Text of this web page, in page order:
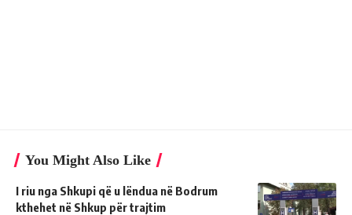
You Might Also Like
I riu nga Shkupi që u lëndua në Bodrum
kthehet në Shkup për trajtim